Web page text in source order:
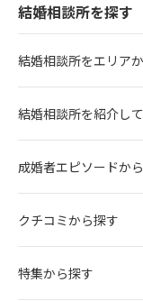
結婚相談所を探す
結婚相談所をエリア
結婚相談所を紹介し
成婚者エピソードか
クチコミから探す
特集から探す